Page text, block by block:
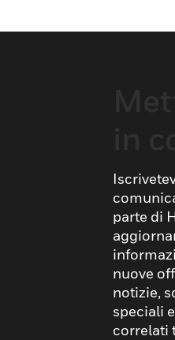
parte di
nuove
notizie,
speciali
correlati